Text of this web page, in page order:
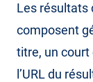
Les résultats
composent
titre, un
l’URL du